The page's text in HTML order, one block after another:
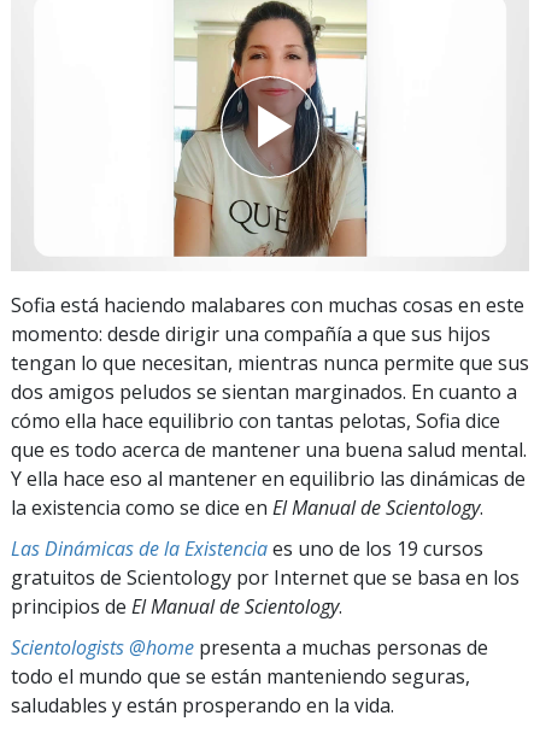
Sofia está haciendo malabares con muchas cosas en este
momento: desde dirigir una compañía a que sus hijos
tengan lo que necesitan, mientras nunca permite que sus
dos amigos peludos se sientan marginados. En cuanto a
cómo ella hace equilibrio con tantas pelotas, Sofia dice
que es todo acerca de mantener una buena salud mental.
Y ella hace eso al mantener en equilibrio las dinámicas de
la existencia como se dice en El Manual de Scientology.
Las Dinámicas de la Existenciaes uno de los 19 cursos
gratuitos de Scientology por Internet que se basa en los
principios de El Manual de Scientology.
Scientologists @home presenta a muchas personas de
todo el mundo que se están manteniendo seguras,
saludables y están prosperando en la vida.